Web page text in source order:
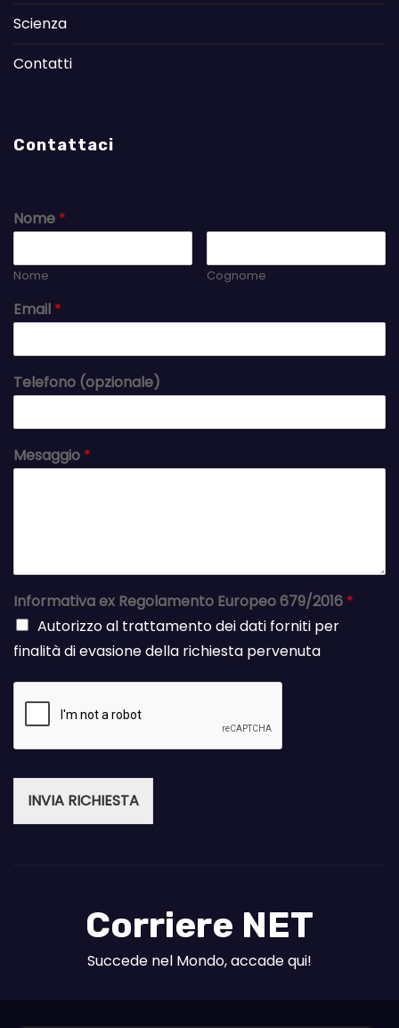
Scienza
Contatti
Contattaci
Nome *
Nome Cognome
Email *
Telefono (opzionale)
Mesaggio *
Informativa ex Regolamento Europeo 679/2016 *
Autorizzo al trattamento dei dati forniti per
finalità di evasione della richiesta pervenuta
INVIA RICHIESTA
Corriere NET
Succede nel Mondo, accade qui!